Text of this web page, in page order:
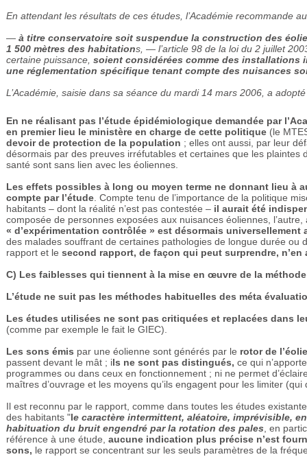
En attendant les résultats de ces études, l’Académie recommande
— à titre conservatoire soit suspendue la construction des
1 500 mètres des habitations, — l’article 98 de la loi du 2 juillet
certaine puissance, soient considérées comme des installations
une réglementation spécifique tenant compte des nuisances
L’Académie, saisie dans sa séance du mardi 14 mars 2006, a
En ne réalisant pas l’étude épidémiologique demandée par
en premier lieu le ministère en charge de cette politique (le
devoir de protection de la population ; elles ont aussi, par leur
désormais par des preuves irréfutables et certaines que les
santé sont sans lien avec les éoliennes.
Les effets possibles à long ou moyen terme ne donnant lieu à
compte par l’étude . Compte tenu de l’importance de la politique
habitants – dont la réalité n’est pas contestée – il aurait été
composée de personnes exposées aux nuisances éoliennes,
« d’expérimentation contrôlée » est désormais
des malades souffrant de certaines pathologies de longue durée ou
rapport et le second rapport, de façon qui peut surprendre, n’en
C) Les faiblesses qui tiennent à la mise en œuvre de la méthode
L’étude ne suit pas les méthodes habituelles des méta
Les études utilisées ne sont pas critiquées et replacées dans
(comme par exemple le fait le GIEC).
Les sons émis par une éolienne sont générés par le rotor de
passent devant le mât ; ils ne sont pas distingués, ce qui
programmes ou dans ceux en fonctionnement ; ni ne permet
maîtres d’ouvrage et les moyens qu’ils engagent pour les limiter
Il est reconnu par le rapport, comme dans toutes les études
des habitants "le caractère intermittent, aléatoire, imprévisible,
habituation du bruit engendré par la rotation des pales , en
référence à une étude, aucune indication plus précise n’est
sons, le rapport se concentrant sur les seuls paramètres de la